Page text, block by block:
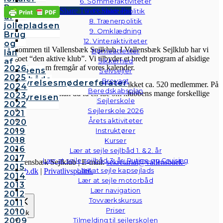
7. Forældrepolitik
8. Trænerpolitik
9. Omklædning
12. Vinteraktiviteter
Børneattester
Sikkerhed
Selvsejler
Brovagt
Beredskabsplan
Sejlerskole
Sejlerskole 2026
Årets aktiviteter
Instruktører
Kurser
Lær at sejle sejlbåd 1. & 2. år
Lær at sejle sejlbåd 3. år: Rutine og Cruising
Lær at sejle kapsejlads
Lær at sejle motorbåd
Lær navigation
Tovværkskursus
Priser
Tilmelding til sejlerskolen
Brug
af
jollepladsen
Brug
og
lån
af
klubbens
følgebåde
Vedtægter
Bestyrelsen
Bestyrelsesmødereferater
2026
2025
2024
2023
2022
2021
2020
2019
2018
2016
2017
2015
2014
2013
2012
2011
2010
2009
Share Tweet Share Pin
VSK
Velkommen til Vallensbæk Sejlklub. I Vallensbæk Sejlklub har vi
mottoet “den aktive klub”. Vi tilbyder et bredt program af alsidige
aktiviteter, som fremgår af vores kalender.
Sejlklubben er fra 1958 og har for øjeblikket ca. 520 medlemmer. På
hjemmesiden her kan du få en idé om klubbens mange forskellige
aktiviteter.
© Vallensbæk Sejlklub | E-mail:sekretariat@vallensbaek-
sejlklub.dk | Privatlivspolitik
Luk